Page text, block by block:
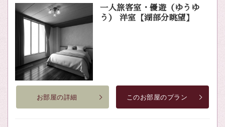
一人旅客室・優遊（ゆうゆ
う） 洋室【湖部分眺望】
お部屋の詳細 このお部屋のプラン